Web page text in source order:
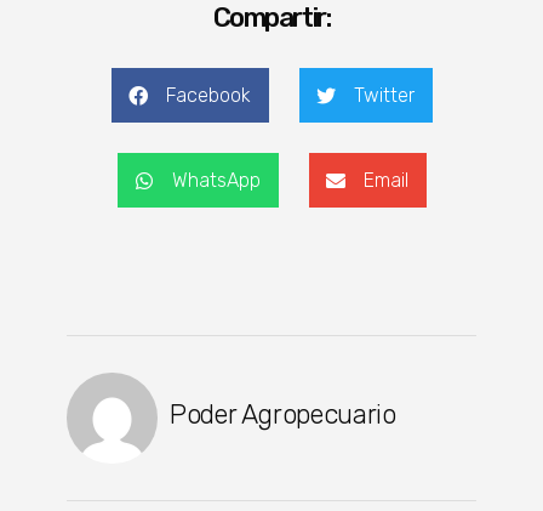
Compartir:
Facebook Twitter
WhatsApp Email
Poder Agropecuario